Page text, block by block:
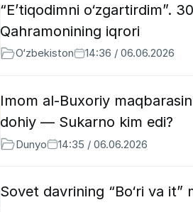
“E’tiqodimni o‘zgartirdim”.
Qahramonining iqrori
O‘zbekiston 14:36 / 06.06.2026
Imom al-Buxoriy
dohiy — Sukarno kim edi?
Dunyo 14:35 / 06.06.2026
Sovet davrining “Bo‘ri va